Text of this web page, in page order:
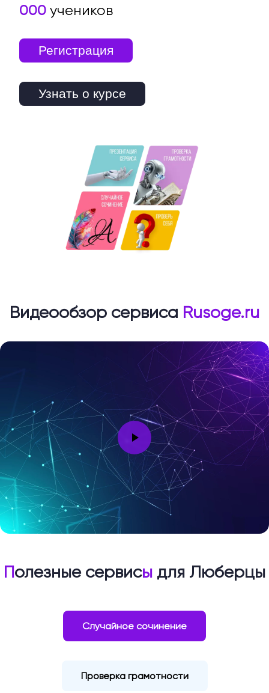
000 учеников
Регистрация
Узнать о курсе
Видеообзор сервиса Rusoge.ru
Полезные сервисы для Люберцы
Случайное сочинение
Проверка грамотности